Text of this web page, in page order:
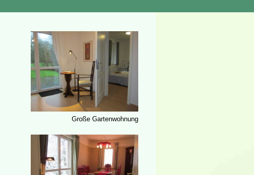
Große Gartenwohnung